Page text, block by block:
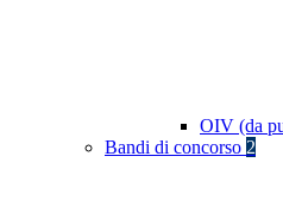
OIV (da
Bandi di concorso 2